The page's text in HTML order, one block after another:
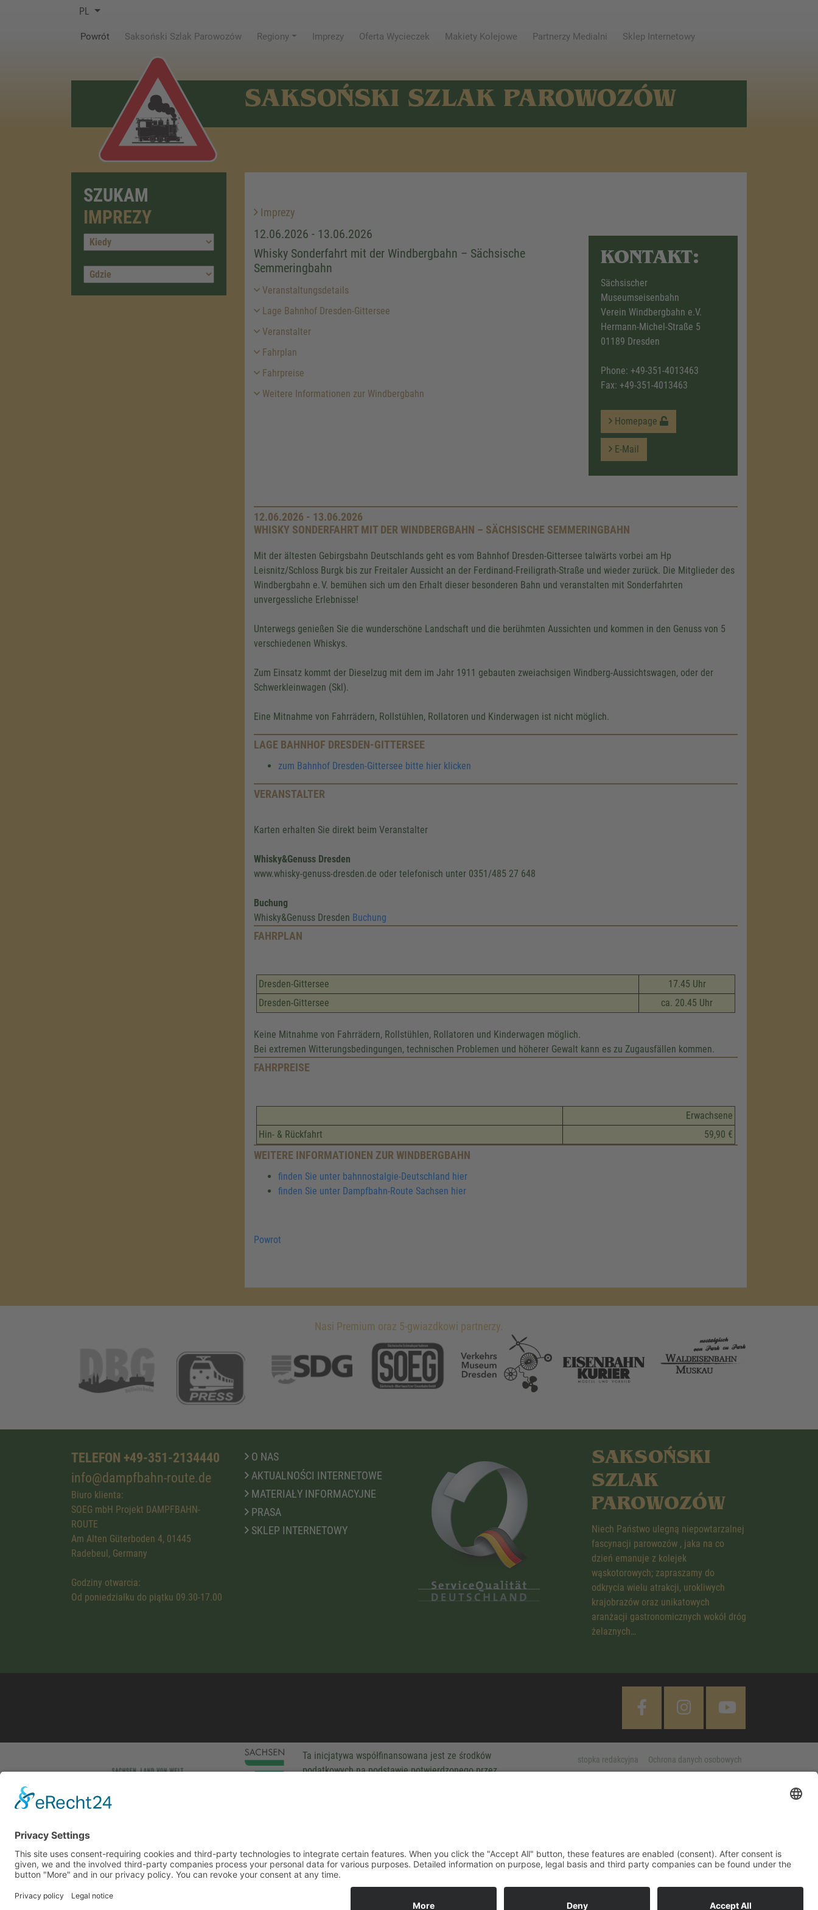
PL
Powrót (current)
Saksoński Szlak Parowozów Regiony Imprezy Oferta Wycieczek Makiety Kolejowe Partnerzy Medialni Sklep Internetowy
SAKSOŃSKI SZLAK PAROWOZÓW
SZUKAM
IMPREZY
Imprezy
12.06.2026 - 13.06.2026
Whisky Sonderfahrt mit der Windbergbahn – Sächsische
Semmeringbahn
Veranstaltungsdetails
Lage Bahnhof Dresden-Gittersee
Veranstalter
Fahrplan
Fahrpreise
Weitere Informationen zur Windbergbahn
KONTAKT:
Sächsischer
Museumseisenbahn
Verein Windbergbahn e.V.
Hermann-Michel-Straße 5
01189 Dresden
Phone: +49-351-4013463
Fax: +49-351-4013463
Homepage
E-Mail
12.06.2026 - 13.06.2026
WHISKY SONDERFAHRT MIT DER WINDBERGBAHN – SÄCHSISCHE SEMMERINGBAHN
Mit der ältesten Gebirgsbahn Deutschlands geht es vom Bahnhof Dresden-Gittersee talwärts vorbei am Hp
Leisnitz/Schloss Burgk bis zur Freitaler Aussicht an der Ferdinand-Freiligrath-Straße und wieder zurück. Die Mitglieder des
Windbergbahn e. V. bemühen sich um den Erhalt dieser besonderen Bahn und veranstalten mit Sonderfahrten
unvergessliche Erlebnisse!
Unterwegs genießen Sie die wunderschöne Landschaft und die berühmten Aussichten und kommen in den Genuss von 5
verschiedenen Whiskys.
Zum Einsatz kommt der Dieselzug mit dem im Jahr 1911 gebauten zweiachsigen Windberg-Aussichtswagen, oder der
Schwerkleinwagen (Skl).
Eine Mitnahme von Fahrrädern, Rollstühlen, Rollatoren und Kinderwagen ist nicht möglich.
LAGE BAHNHOF DRESDEN-GITTERSEE
zum Bahnhof Dresden-Gittersee bitte hier klicken
VERANSTALTER
Karten erhalten Sie direkt beim Veranstalter
Whisky&Genuss Dresden
www.whisky-genuss-dresden.de oder telefonisch unter 0351/485 27 648
Buchung
Whisky&Genuss Dresden Buchung
FAHRPLAN
Dresden-Gittersee
17.45 Uhr
Dresden-Gittersee
ca. 20.45 Uhr
Keine Mitnahme von Fahrrädern, Rollstühlen, Rollatoren und Kinderwagen möglich.
Bei extremen Witterungsbedingungen, technischen Problemen und höherer Gewalt kann es zu Zugausfällen kommen.
FAHRPREISE
Erwachsene
Hin- & Rückfahrt
59,90 €
WEITERE INFORMATIONEN ZUR WINDBERGBAHN
finden Sie unter bahnnostalgie-Deutschland hier
finden Sie unter Dampfbahn-Route Sachsen hier
Powrot
Nasi Premium oraz 5-gwiazdkowi partnerzy.
TELEFON +49-351-2134440
info@dampfbahn-route.de
Biuro klienta:
SOEG mbH Projekt DAMPFBAHN-
ROUTE
Am Alten Güterboden 4, 01445
Radebeul, Germany
Godziny otwarcia:
Od poniedziałku do piątku 09.30-17.00
O NAS
AKTUALNOŚCI INTERNETOWE
MATERIAŁY INFORMACYJNE
PRASA
SKLEP INTERNETOWY
SAKSOŃSKI
SZLAK
PAROWOZÓW
Niech Państwo ulegną niepowtarzalnej
fascynacji parowozów , jaka na co
dzień emanuje z kolejek
wąskotorowych; zapraszamy do
odkrycia wielu atrakcji, urokliwych
krajobrazów oraz unikatowych
aranżacji gastronomicznych wokół dróg
żelaznych…
Ta inicjatywa współfinansowana jest ze środków
podatkowych na podstawie potwierdzonego przez
stopka redakcyjna Ochrona danych osobowych
This site uses consent-requiring cookies and third-party technologies to integrate certain features. When you click the "Accept All" button, these features are enabled (consent). After
consent is given, we and the involved third-party companies process your personal data for various purposes. Detailed information on purpose, legal basis and third party companies
can be found under the button "More" and in our privacy policy. You can revoke your consent at any time.